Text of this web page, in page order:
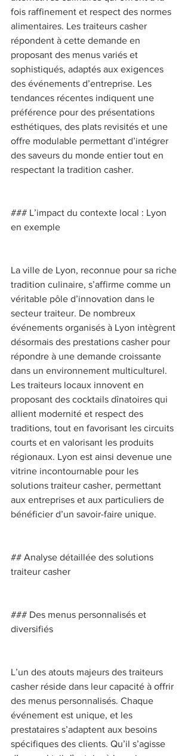
fois raffinement et respect des normes
alimentaires. Les traiteurs casher
répondent à cette demande en
proposant des menus variés et
sophistiqués, adaptés aux exigences
des événements d’entreprise. Les
tendances récentes indiquent une
préférence pour des présentations
esthétiques, des plats revisités et une
offre modulable permettant d’intégrer
des saveurs du monde entier tout en
respectant la tradition casher.
### L’impact du contexte local : Lyon
en exemple
La ville de Lyon, reconnue pour sa riche
tradition culinaire, s’affirme comme un
véritable pôle d’innovation dans le
secteur traiteur. De nombreux
événements organisés à Lyon intègrent
désormais des prestations casher pour
répondre à une demande croissante
dans un environnement multiculturel.
Les traiteurs locaux innovent en
proposant des cocktails dînatoires qui
allient modernité et respect des
traditions, tout en favorisant les circuits
courts et en valorisant les produits
régionaux. Lyon est ainsi devenue une
vitrine incontournable pour les
solutions traiteur casher, permettant
aux entreprises et aux particuliers de
bénéficier d’un savoir-faire unique.
## Analyse détaillée des solutions
traiteur casher
### Des menus personnalisés et
diversifiés
L’un des atouts majeurs des traiteurs
casher réside dans leur capacité à offrir
des menus personnalisés. Chaque
événement est unique, et les
prestataires s’adaptent aux besoins
spécifiques des clients. Qu’il s’agisse